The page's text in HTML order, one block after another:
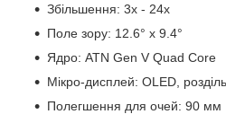
Збільшення: 3x - 24x
Поле зору: 12.6° x 9.4°
Ядро: ATN Gen V Quad Core
Мікро-дисплей: OLED,
Полегшення для очей: 90 мм